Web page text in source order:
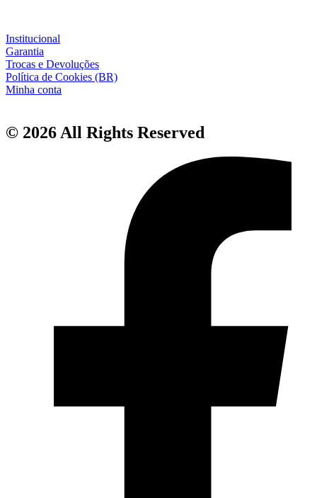
Institucional
Garantia
Trocas e Devoluções
Política de Cookies (BR)
Minha conta
© 2026 All Rights Reserved